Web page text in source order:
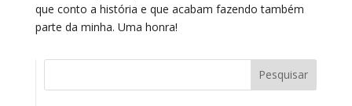
que conto a história e que acabam fazendo também
parte da minha. Uma honra!